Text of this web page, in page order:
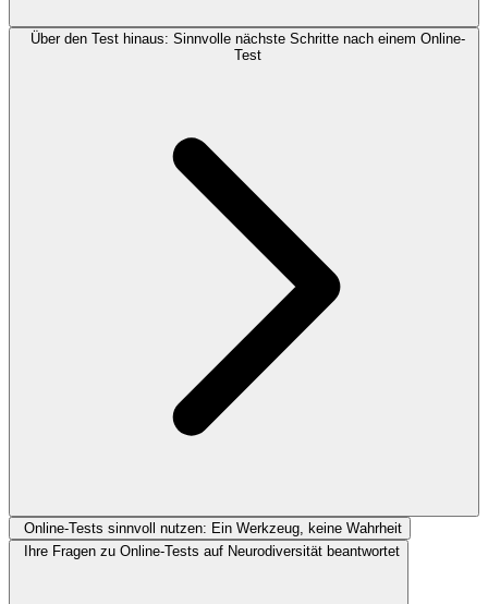
Über den Test hinaus: Sinnvolle nächste Schritte nach einem Online-
Test
Online-Tests sinnvoll nutzen: Ein Werkzeug, keine Wahrheit
Ihre Fragen zu Online-Tests auf Neurodiversität beantwortet